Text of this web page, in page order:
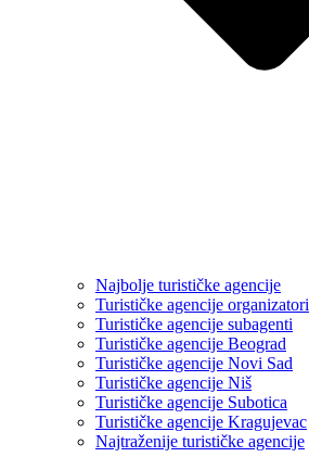
Najbolje turističke agencije
Turističke agencije organizatori
Turističke agencije subagenti
Turističke agencije Beograd
Turističke agencije Novi Sad
Turističke agencije Niš
Turističke agencije Subotica
Turističke agencije Kragujevac
Najtraženije turističke agencije